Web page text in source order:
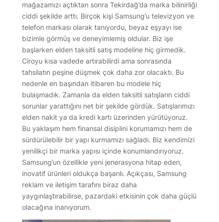
mağazamızı açtıktan sonra Tekirdağ’da marka bilinirliği
ciddi şekilde arttı. Birçok kişi Samsung’u televizyon ve
telefon markası olarak tanıyordu, beyaz eşyayı ise
bizimle görmüş ve deneyimlemiş oldular. Biz işe
başlarken elden taksitli satış modeline hiç girmedik.
Ciroyu kısa vadede artırabilirdi ama sonrasında
tahsilatın peşine düşmek çok daha zor olacaktı. Bu
nedenle en başından itibaren bu modele hiç
bulaşmadık. Zamanla da elden taksitli satışların ciddi
sorunlar yarattığını net bir şekilde gördük. Satışlarımızı
elden nakit ya da kredi kartı üzerinden yürütüyoruz.
Bu yaklaşım hem finansal disiplini korumamızı hem de
sürdürülebilir bir yapı kurmamızı sağladı. Biz kendimizi
yenilikçi bir marka yapısı içinde konumlandırıyoruz.
Samsung’un özellikle yeni jenerasyona hitap eden,
inovatif ürünleri oldukça başarılı. Açıkçası, Samsung
reklam ve iletişim tarafını biraz daha
yaygınlaştırabilirse, pazardaki etkisinin çok daha güçlü
olacağına inanıyorum.